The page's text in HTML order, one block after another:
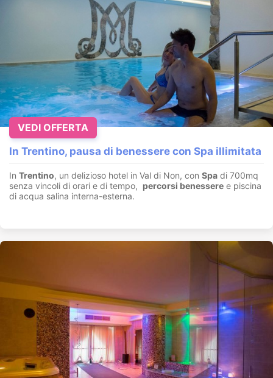
In Trentino, pausa di benessere con Spa illimitata
In Trentino, un delizioso hotel in Val di Non, con Spa di 700mq
senza vincoli di orari e di tempo, percorsi benessere e piscina
di acqua salina interna-esterna.
VEDI OFFERTA